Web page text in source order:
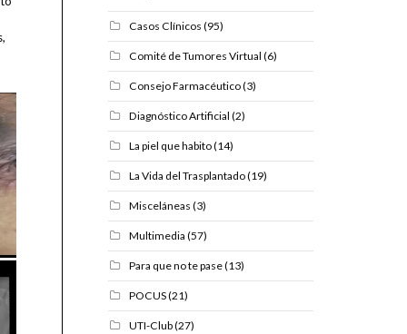
Casos Clínicos (95)
Comité de Tumores Virtual (6)
Consejo Farmacéutico(3)
Diagnóstico Artificial (2)
La piel que habito(14)
La Vida del Trasplantado(19)
Misceláneas (3)
Multimedia (57)
Para que no te pase(13)
POCUS(21)
UTI-Club(27)